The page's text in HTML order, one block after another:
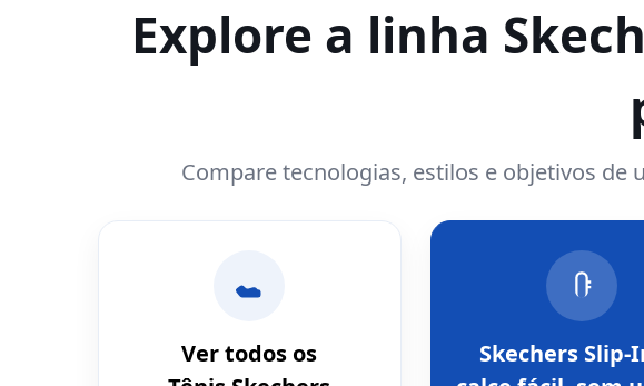
Explore a linha
Compare tecnologias, estilos e objetivos de
Ver todos os
Skechers Slip-